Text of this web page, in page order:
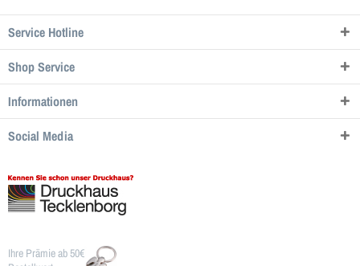
Service Hotline
Shop Service
Informationen
Social Media
Ihre Prämie ab 50€